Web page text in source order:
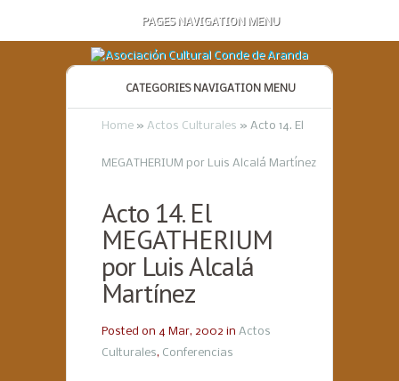
PAGES NAVIGATION MENU
CATEGORIES NAVIGATION MENU
Home » Actos Culturales » Acto 14. El
MEGATHERIUM por Luis Alcalá Martínez
Acto 14. El
MEGATHERIUM
por Luis Alcalá
Martínez
Posted on 4 Mar, 2002 in Actos
Culturales, Conferencias